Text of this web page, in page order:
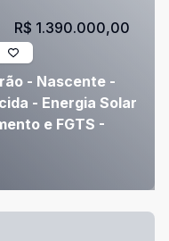
- Nascente -
- Energia Solar
e FGTS -
R$ 1.390.000,00